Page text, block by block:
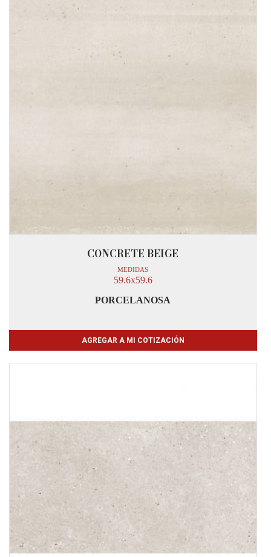
CONCRETE BEIGE
MEDIDAS
59.6x59.6
PORCELANOSA
AGREGAR A MI COTIZACIÓN